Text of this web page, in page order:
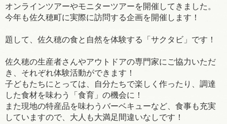
オンラインツアーやモニターツアーを開催してきました。
今年も佐久穂町に実際に訪問する企画を開催します！
題して、佐久穂の食と自然を体験する「サクタビ」です！
佐久穂の生産者さんやアウトドアの専門家にご協力いただ
き、それぞれ体験活動ができます！
子どもたちにとっては、自分たちで楽しく作ったり、調達
した食材を味わう「食育」の機会に！
また現地の特産品を味わうバーベキューなど、食事も充実
していますので、大人も大満足間違いなしです！